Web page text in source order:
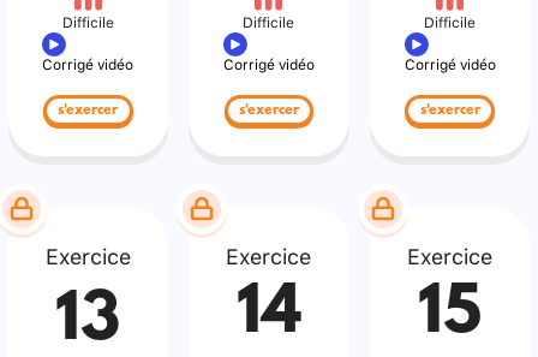
Difficile
Corrigé vidéo
s'exercer
Difficile
Corrigé vidéo
s'exercer
Difficile
Corrigé vidéo
s'exercer
Exercice
13
Exercice
14
Exercice
15